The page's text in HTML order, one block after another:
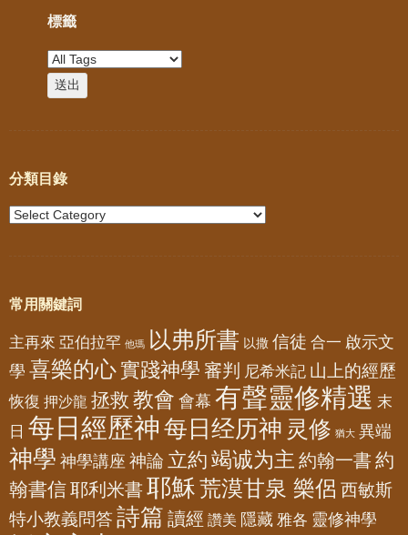
標籤
分類目錄
常用關鍵詞
主再來 亞伯拉罕 他瑪 以弗所書 以撒 信徒 合一 啟示文
學 喜樂的心實踐神學 審判 尼希米記 山上的經歷
恢復 押沙龍 拯救 教會 會幕 有聲靈修精選 末
日 每日經歷神 每日经历神 灵修 猶大 異端
神學 神學講座 神論 立約 竭诚为主 約翰一書 約
翰書信耶利米書 耶穌荒漠甘泉 樂侶 西敏斯
特小教義問答詩篇 讀經 讚美 隱藏 雅各 靈修神學